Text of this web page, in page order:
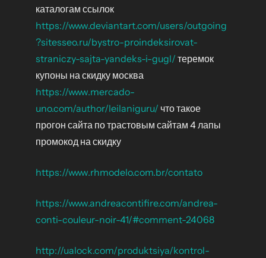
каталогам ссылок
https://www.deviantart.com/users/outgoing
?sitesseo.ru/bystro-proindeksirovat-
straniczy-sajta-yandeks-i-gugl/ теремок
купоны на скидку москва
https://www.mercado-
uno.com/author/leilaniguru/ что такое
прогон сайта по трастовым сайтам 4 лапы
промокод на скидку
https://www.rhmodelo.com.br/contato
https://www.andreacontifire.com/andrea-
conti-couleur-noir-41/#comment-24068
http://ualock.com/produktsiya/kontrol-